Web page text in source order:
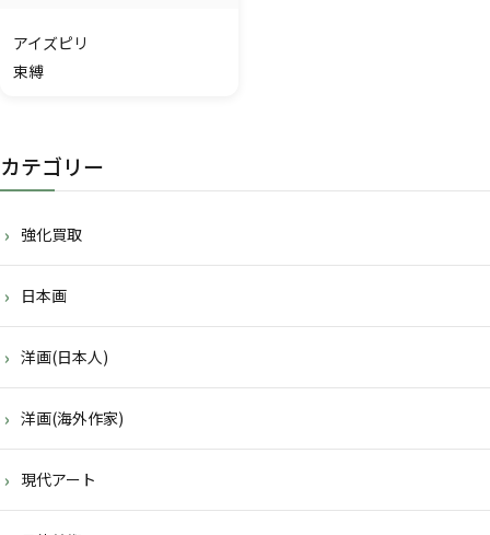
アイズピリ
束縛
カテゴリー
強化買取
日本画
洋画(日本人)
洋画(海外作家)
現代アート